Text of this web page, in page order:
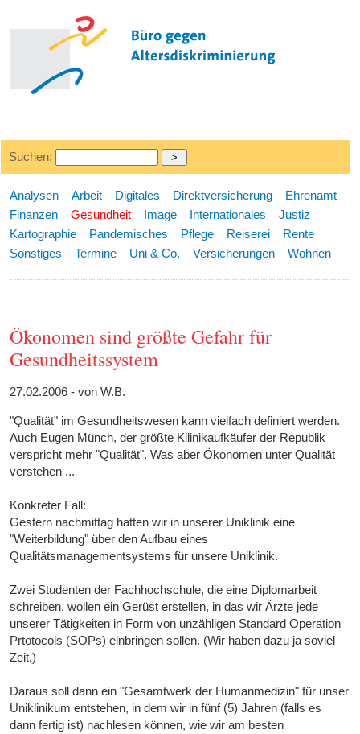
Suchen:
Analysen Arbeit Digitales Direktversicherung
Ehrenamt
Finanzen
Gesundheit Image Internationales
Justiz
Kartographie
Pandemisches Pflege Reiserei
Rente
Sonstiges
Termine Uni & Co. Versicherungen Wohnen
Ökonomen sind größte Gefahr für
Gesundheitssystem
27.02.2006 - von W.B.
"Qualität" im Gesundheitswesen kann vielfach definiert werden.
Auch Eugen Münch, der größte Kllinikaufkäufer der Republik
verspricht mehr "Qualität". Was aber Ökonomen unter Qualität
verstehen ...
Konkreter Fall:
Gestern nachmittag hatten wir in unserer Uniklinik eine
"Weiterbildung" über den Aufbau eines
Qualitätsmanagementsystems für unsere Uniklinik.
Zwei Studenten der Fachhochschule, die eine Diplomarbeit
schreiben, wollen ein Gerüst erstellen, in das wir Ärzte jede
unserer Tätigkeiten in Form von unzähligen Standard Operation
Prtotocols (SOPs) einbringen sollen. (Wir haben dazu ja soviel
Zeit.)
Daraus soll dann ein "Gesamtwerk der Humanmedizin" für unser
Uniklinikum entstehen, in dem wir in fünf (5) Jahren (falls es
dann fertig ist) nachlesen können, wie wir am besten